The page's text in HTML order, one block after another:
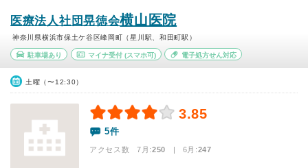
医療法人社団晃徳会横山医院
神奈川県横浜市保土ケ谷区峰岡町（星川駅、和田町駅）
駐車場あり マイナ受付(スマホ可) 電子処方せん対応
土曜（〜12:30）
3.85
5件
アクセス数 7月:250 | 6月:247